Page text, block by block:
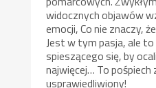
widocznych objawów
emocji, Co nie znaczy,
Jest w tym pasja, ale
spieszącego się, by
najwięcej… To pośpiech
usprawiedliwiony!